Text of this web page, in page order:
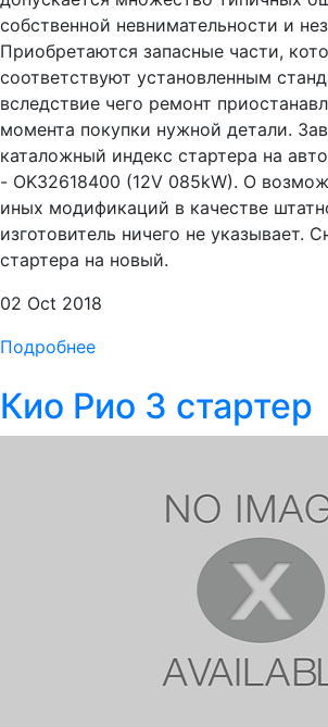
собственной невнимательности и
Приобретаются запасные части,
соответствуют установленным
вследствие чего ремонт
момента покупки нужной детали.
каталожный индекс стартера на
- OK32618400 (12V 085kW). О
иных модификаций в качестве
изготовитель ничего не указывает.
стартера на новый.
02 Oct 2018
Подробнее
Кио Рио 3 стартер